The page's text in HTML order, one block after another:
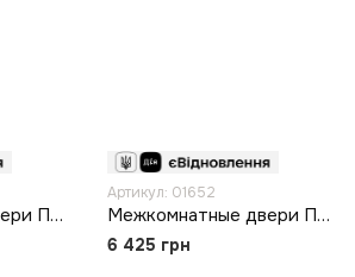
Межкомнатные двери Папа Карло ML-705
Артикул: 01652
Межкомнатные двери Папа Карло ML-706
6 425 грн